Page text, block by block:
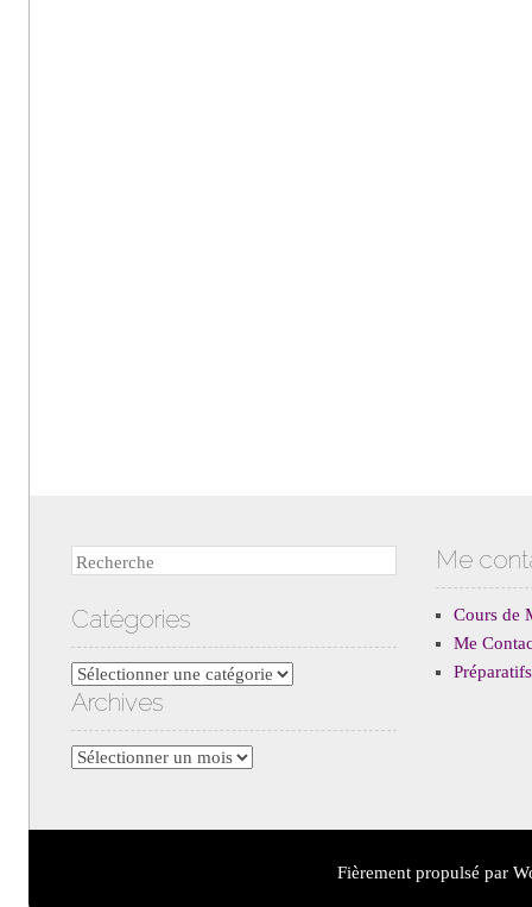
Recherche
Catégories
Catégories
Archives
Archives
Me
Cours de
Me
Fièrement propulsé par